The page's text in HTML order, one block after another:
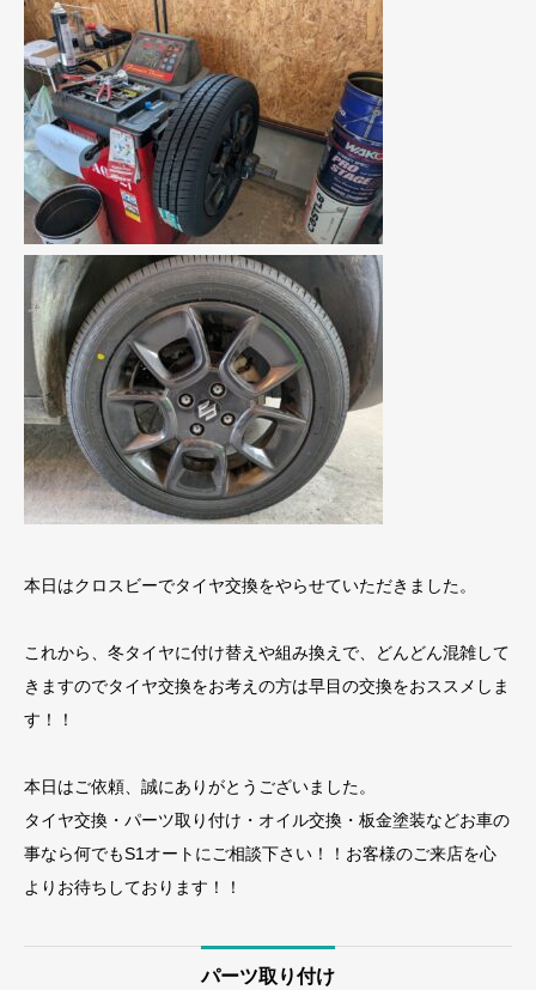
本日はクロスビーでタイヤ交換をやらせていただきました。
これから、冬タイヤに付け替えや組み換えで、どんどん混雑して
きますのでタイヤ交換をお考えの方は早目の交換をおススメしま
す！！
本日はご依頼、誠にありがとうございました。
タイヤ交換・パーツ取り付け・オイル交換・板金塗装などお車の
事なら何でもS1オートにご相談下さい！！お客様のご来店を心
よりお待ちしております！！
パーツ取り付け